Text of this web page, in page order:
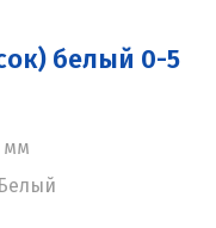
белый 0-5
мм
Белый